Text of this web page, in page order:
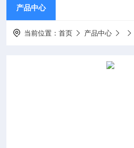
产品中心
当前位置：首页 产品中心